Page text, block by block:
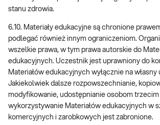
stanu zdrowia.
6.10. Materiały edukacyjne są chronione
podlegać również innym ograniczeniom.
wszelkie prawa, w tym prawa autorskie do
edukacyjnych. Uczestnik jest uprawniony do
Materiałów edukacyjnych wyłącznie na własny
Jakiekolwiek dalsze rozpowszechnianie,
modyfikowanie, udostępnianie osobom
wykorzystywanie Materiałów edukacyjnych w
komercyjnych i zarobkowych jest zabronione.